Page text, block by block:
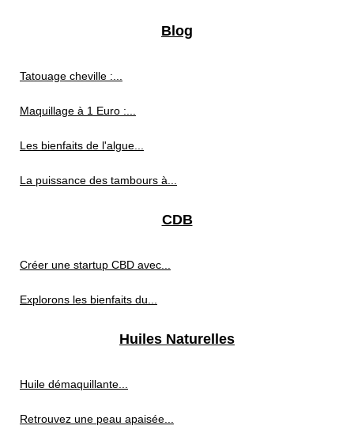
Blog
Tatouage cheville :...
Maquillage à 1 Euro :...
Les bienfaits de l'algue...
La puissance des tambours à...
CDB
Créer une startup CBD avec...
Explorons les bienfaits du...
Huiles Naturelles
Huile démaquillante...
Retrouvez une peau apaisée...